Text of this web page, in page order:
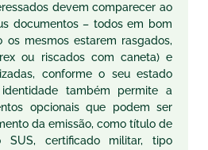
devem comparecer ao
documentos – todos em bom
os mesmos estarem rasgados,
ou riscados com caneta) e
conforme o seu estado
também permite a
opcionais que podem ser
da emissão, como título de
SUS, certificado militar, tipo